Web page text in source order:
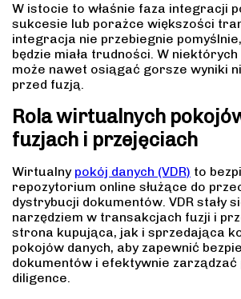
W istocie to właśnie faza integracji
sukcesie lub porażce większości
integracja nie przebiegnie
będzie miała trudności. W
może nawet osiągać gorsze wyniki
przed fuzją.
Rola wirtualnych
fuzjach i przejęciach
Wirtualny pokój danych (VDR) to
repozytorium online służące do
dystrybucji dokumentów. VDR stały
narzędziem w transakcjach fuzji i
strona kupująca, jak i sprzedająca
pokojów danych, aby zapewnić
dokumentów i efektywnie
diligence.